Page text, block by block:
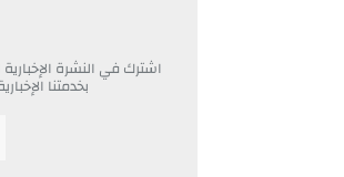
اشترك في النشرة
بخدمتنا